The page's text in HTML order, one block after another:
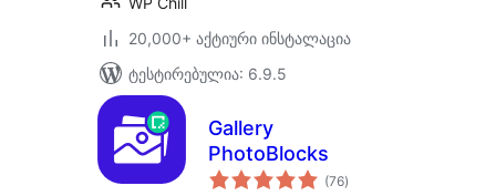
20,000+ აქტიური ინსტალაცია
ტესტირებულია: 6.9.5
Gallery
PhotoBlocks
(76საერთო
რეიტინგი
)